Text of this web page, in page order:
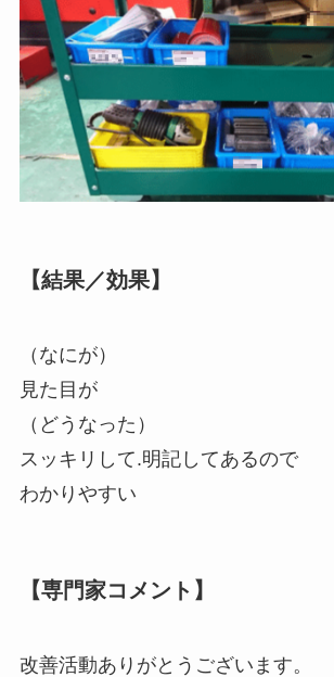
【結果／効果】
（なにが）
見た目が
（どうなった）
スッキリして.明記してあるので
わかりやすい
【専門家コメント】
改善活動ありがとうございます。